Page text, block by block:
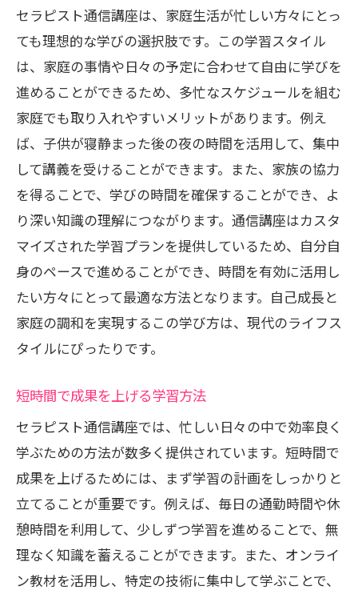
セラピスト通信講座は、家庭生活が忙しい方々にとっ
ても理想的な学びの選択肢です。この学習スタイル
は、家庭の事情や日々の予定に合わせて自由に学びを
進めることができるため、多忙なスケジュールを組む
家庭でも取り入れやすいメリットがあります。例え
ば、子供が寝静まった後の夜の時間を活用して、集中
して講義を受けることができます。また、家族の協力
を得ることで、学びの時間を確保することができ、よ
り深い知識の理解につながります。通信講座はカスタ
マイズされた学習プランを提供しているため、自分自
身のペースで進めることができ、時間を有効に活用し
たい方々にとって最適な方法となります。自己成長と
家庭の調和を実現するこの学び方は、現代のライフス
タイルにぴったりです。
短時間で成果を上げる学習方法
セラピスト通信講座では、忙しい日々の中で効率良く
学ぶための方法が数多く提供されています。短時間で
成果を上げるためには、まず学習の計画をしっかりと
立てることが重要です。例えば、毎日の通勤時間や休
憩時間を利用して、少しずつ学習を進めることで、無
理なく知識を蓄えることができます。また、オンライ
ン教材を活用し、特定の技術に集中して学ぶことで、